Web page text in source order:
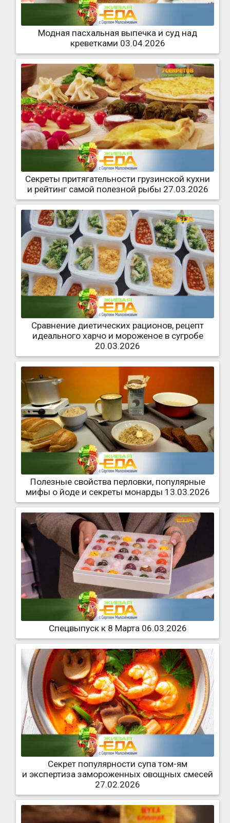
Модная пасхальная выпечка и суд над
креветками 03.04.2026
Секреты притягательности грузинской кухни
и рейтинг самой полезной рыбы 27.03.2026
Сравнение диетических рационов, рецепт
идеального харчо и мороженое в сугробе
20.03.2026
Полезные свойства перловки, популярные
мифы о йоде и секреты монарды 13.03.2026
Спецвыпуск к 8 Марта 06.03.2026
Секрет популярности супа том-ям
и экспертиза замороженных овощных смесей
27.02.2026